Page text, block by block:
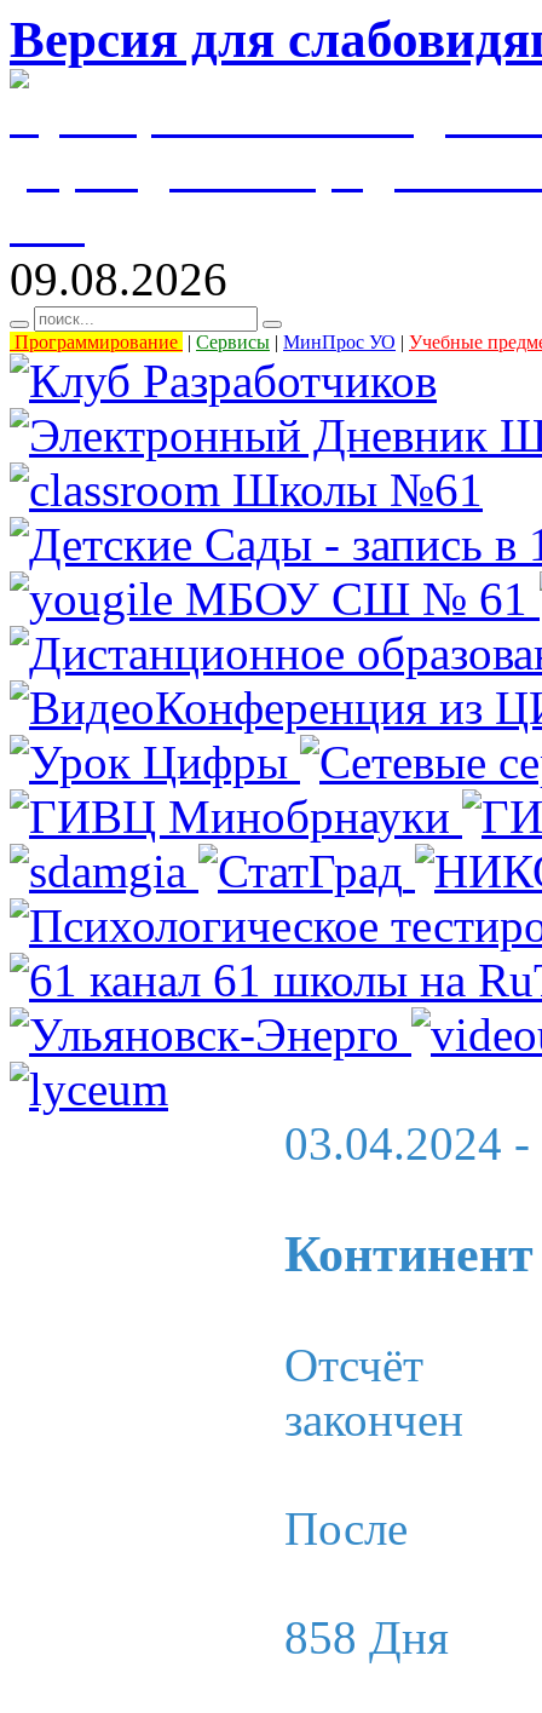
Версия для
09.08.2026
Программирование | Сервисы | МинПрос УО | Учебные
03.04.2024 -
Отсчёт
закончен
После
858 Дня